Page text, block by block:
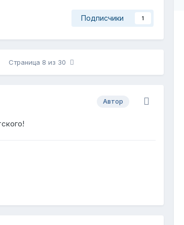
Подписчики 1
Страница 8 из 30
Автор